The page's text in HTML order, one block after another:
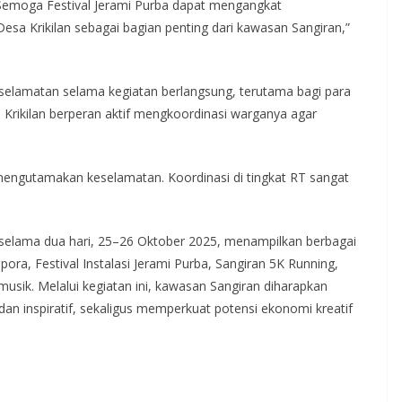
Festival Jerami Purba dapat mengangkat
Krikilan sebagai bagian penting dari kawasan Sangiran,”
selama kegiatan berlangsung, terutama bagi para
berperan aktif mengkoordinasi warganya agar
keselamatan. Koordinasi di tingkat RT sangat
dua hari, 25–26 Oktober 2025, menampilkan berbagai
Festival Instalasi Jerami Purba, Sangiran 5K Running,
Melalui kegiatan ini, kawasan Sangiran diharapkan
inspiratif, sekaligus memperkuat potensi ekonomi kreatif